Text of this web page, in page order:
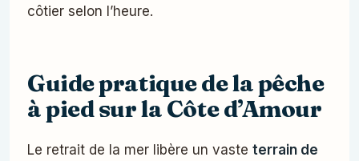
côtier selon l’heure.
Guide pratique de la pêche
à pied sur la Côte d’Amour
Le retrait de la mer libère un vaste terrain de